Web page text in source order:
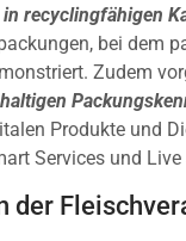
recyclingfähigen
bei dem
Zudem
Produkte und
Services und Live
der